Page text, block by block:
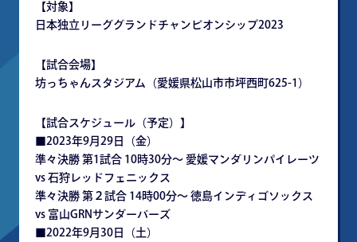
【対象】
日本独立リーググランドチャンピオンシップ2023
【試合会場】
坊っちゃんスタジアム（愛媛県松山市市坪西町625-1）
【試合スケジュール（予定）】
■2023年9月29日（金）
準々決勝 第1試合 10時30分～ 愛媛マンダリンパイレーツ
vs 石狩レッドフェニックス
準々決勝 第２試合 14時00分～ 徳島インディゴソックス
vs 富山GRNサンダーバーズ
■2022年9月30日（土）